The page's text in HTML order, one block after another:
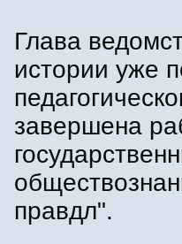
Глава
истории уже
завершена
правдл".